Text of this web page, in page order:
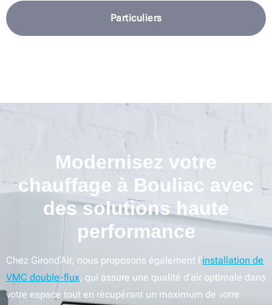
Particuliers
Modernisez votre
chauffage à Bouliac avec
des solutions haute
performance
Chez Girond’Air, nous proposons également l’installation de
VMC double-flux, qui assure une qualité d’air optimale dans
votre espace tout en récupérant un maximum de votre